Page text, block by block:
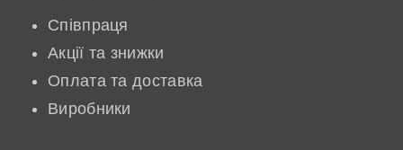
Співпраця
Акції та знижки
Оплата та доставка
Виробники